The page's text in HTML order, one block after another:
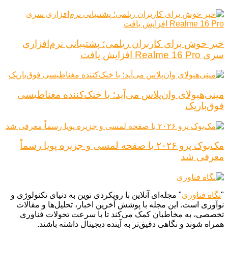
خبر خوش برای کاربران ریلمی؛ پشتیبانی نرم‌افزاری
سری Realme 16 Pro افزایش یافت
مینی‌هیولای وان‌پلاس می‌آید؛ با خنک‌کننده مغناطیسی
فوق‌باریک
مک‌بوک پرو ۲۰۲۶ با صفحه لمسی و جزیره پویا رسماً
معرفی شد
"نگاه فناوری" مجله‌ای آنلاین با رویکردی نوین به دنیای تکنولوژی و
نوآوری است. این مجله با پوشش آخرین اخبار، تحلیل‌ها و مقالات
تخصصی، به مخاطبان کمک می‌کند تا با سرعت تحولات فناوری
همراه شوند و نگاهی دقیق‌تر به آینده دیجیتال داشته باشند.